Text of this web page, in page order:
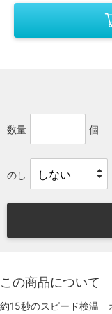
数量 個
のし
この商品について
約15秒のスピード検温